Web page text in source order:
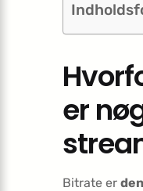
er
Bitrate er